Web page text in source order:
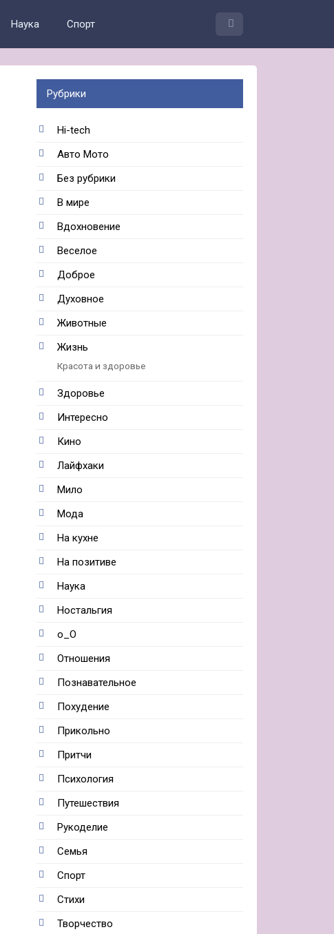
Наука Спорт
Рубрики
Hi-tech
Авто Мото
Без рубрики
В мире
Вдохновение
Веселое
Доброе
Духовное
Животные
Жизнь
Красота и здоровье
Здоровье
Интересно
Кино
Лайфхаки
Мило
Мода
На кухне
На позитиве
Наука
Ностальгия
о_О
Отношения
Познавательное
Похудение
Прикольно
Притчи
Психология
Путешествия
Рукоделие
Семья
Спорт
Стихи
Творчество